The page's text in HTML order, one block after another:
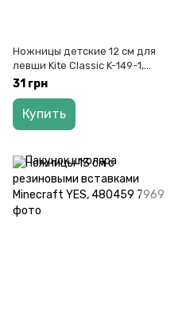
Ножницы детские 12 см для
левши Kite Classic K-149-1,
69654
31 грн
Купить